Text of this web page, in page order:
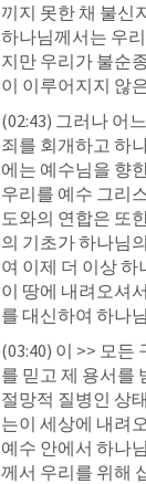
끼지 못한 채 불신
하나님께서는 우
지만 우리가 불순
이 이루어지지 않
(02:43) 그러나 어
죄를 회개하고 하
에는 예수님을 향
우리를 예수 그리
도와의 연합은 또
의 기초가 하나님
여 이제 더 이상
이 땅에 내려오셔
를 대신하여 하나
(03:40) 이 >> 모
를 믿고 제 용서를
절망적 질병인 상
는이 세상에 내려
예수 안에서 하나
께서 우리를 위해